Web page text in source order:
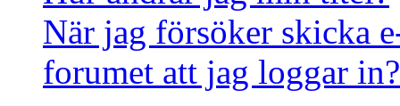
När jag försöker skicka
forumet att jag loggar in?